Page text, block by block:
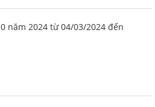
năm 2024 từ 04/03/2024 đến